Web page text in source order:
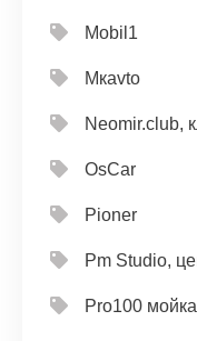
Mobil1
Mкavto
Neomir.club,
OsCar
Pioner
Pm Studio,
Pro100 мойка